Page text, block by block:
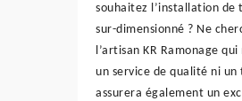
souhaitez l’installation
sur-dimensionné ? Ne
l’artisan KR Ramonage
un service de qualité ni
assurera également un